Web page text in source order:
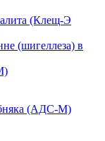
(Клещ-Э
(шигеллеза) в
(АДС-М)